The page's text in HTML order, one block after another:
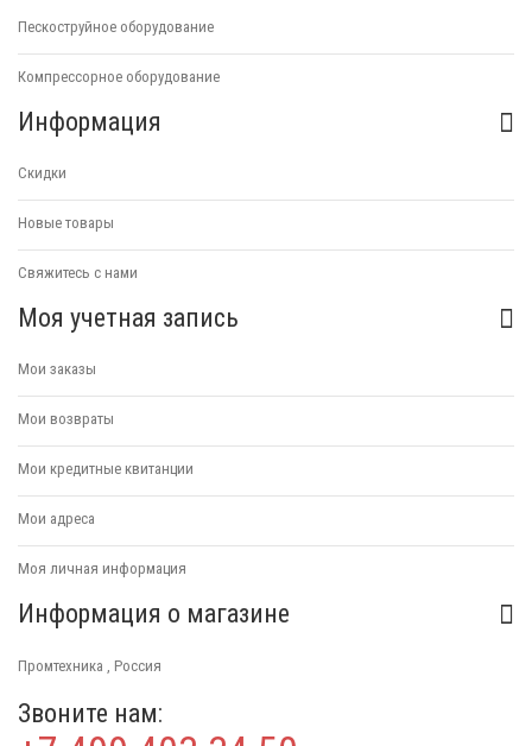
Пескоструйное оборудование
Компрессорное оборудование
Информация
Скидки
Новые товары
Свяжитесь с нами
Моя учетная запись
Мои заказы
Мои возвраты
Мои кредитные квитанции
Мои адреса
Моя личная информация
Информация о магазине
Промтехника , Россия
Звоните нам: